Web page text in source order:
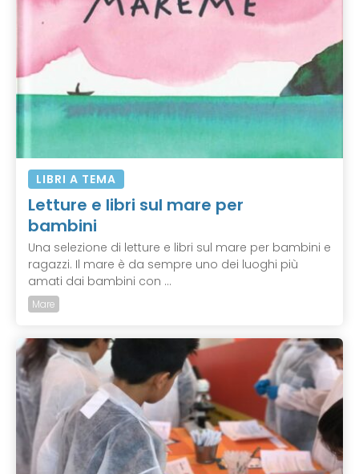
LIBRI A TEMA
Letture e libri sul mare per
bambini
Una selezione di letture e libri sul mare per bambini e
ragazzi. Il mare è da sempre uno dei luoghi più
amati dai bambini con ...
Mare